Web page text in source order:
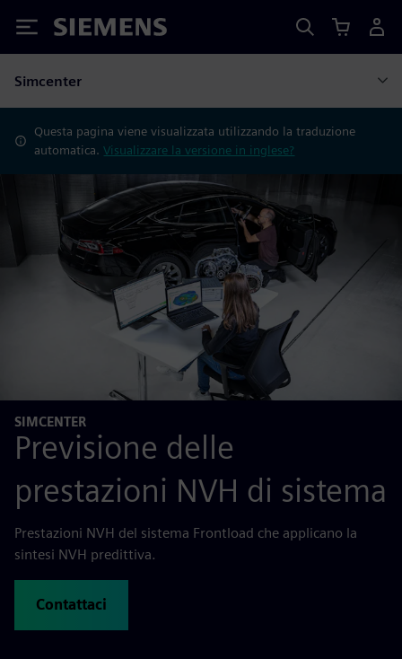
Siemens
Simcenter
Questa pagina viene visualizzata utilizzando la traduzione
automatica.Visualizzare la versione in inglese?
SIMCENTER
Previsione delle
prestazioni NVH di sistema
Prestazioni NVH del sistema Frontload che applicano la
sintesi NVH predittiva.
Contattaci